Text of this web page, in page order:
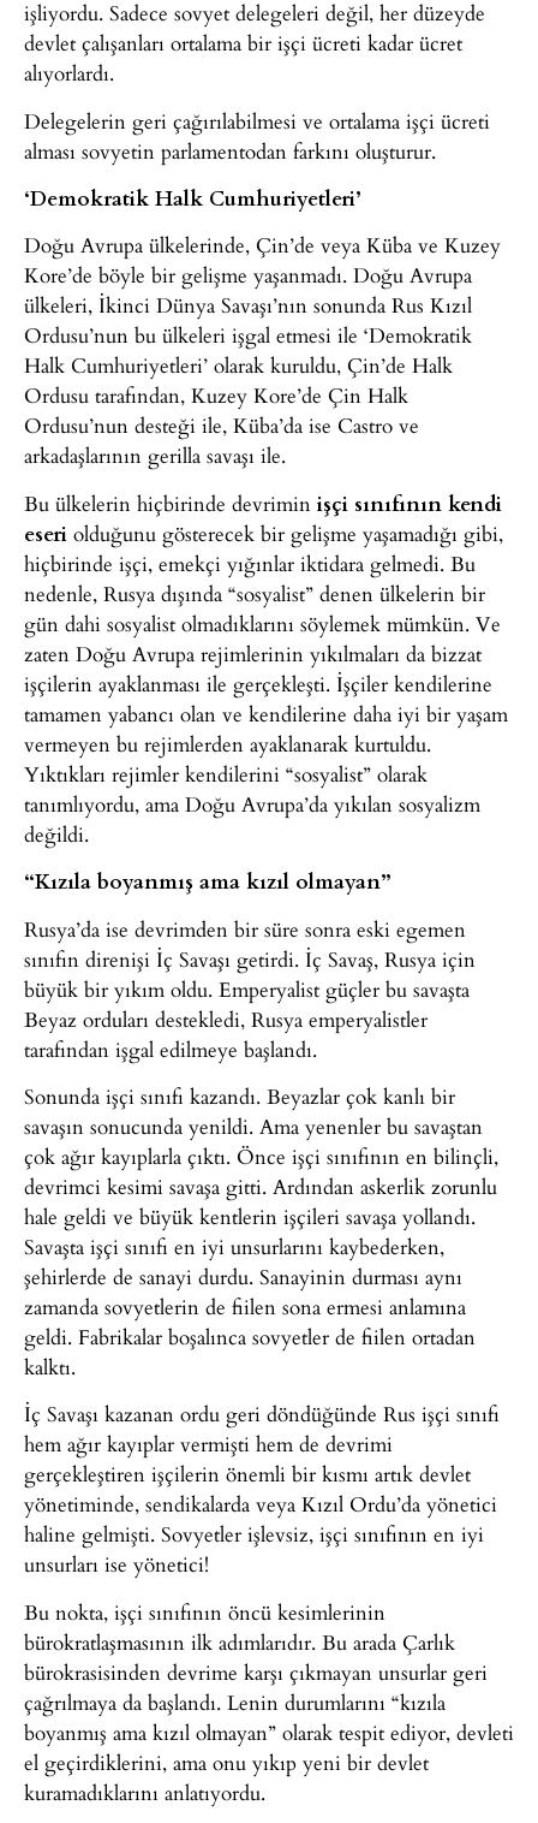
işliyordu. Sadece sovyet delegeleri değil, her düzeyde
devlet çalışanları ortalama bir işçi ücreti kadar ücret
alıyorlardı.
Delegelerin geri çağırılabilmesi ve ortalama işçi ücreti
alması sovyetin parlamentodan farkını oluşturur.
‘Demokratik Halk Cumhuriyetleri’
Doğu Avrupa ülkelerinde, Çin’de veya Küba ve Kuzey
Kore’de böyle bir gelişme yaşanmadı. Doğu Avrupa
ülkeleri, İkinci Dünya Savaşı’nın sonunda Rus Kızıl
Ordusu’nun bu ülkeleri işgal etmesi ile ‘Demokratik
Halk Cumhuriyetleri’ olarak kuruldu, Çin’de Halk
Ordusu tarafından, Kuzey Kore’de Çin Halk
Ordusu’nun desteği ile, Küba’da ise Castro ve
arkadaşlarının gerilla savaşı ile.
Bu ülkelerin hiçbirinde devrimin işçi sınıfının kendi
eseri olduğunu gösterecek bir gelişme yaşamadığı gibi,
hiçbirinde işçi, emekçi yığınlar iktidara gelmedi. Bu
nedenle, Rusya dışında “sosyalist” denen ülkelerin bir
gün dahi sosyalist olmadıklarını söylemek mümkün. Ve
zaten Doğu Avrupa rejimlerinin yıkılmaları da bizzat
işçilerin ayaklanması ile gerçekleşti. İşçiler kendilerine
tamamen yabancı olan ve kendilerine daha iyi bir yaşam
vermeyen bu rejimlerden ayaklanarak kurtuldu.
Yıktıkları rejimler kendilerini “sosyalist” olarak
tanımlıyordu, ama Doğu Avrupa’da yıkılan sosyalizm
değildi.
“Kızıla boyanmış ama kızıl olmayan”
Rusya’da ise devrimden bir süre sonra eski egemen
sınıfın direnişi İç Savaşı getirdi. İç Savaş, Rusya için
büyük bir yıkım oldu. Emperyalist güçler bu savaşta
Beyaz orduları destekledi, Rusya emperyalistler
tarafından işgal edilmeye başlandı.
Sonunda işçi sınıfı kazandı. Beyazlar çok kanlı bir
savaşın sonucunda yenildi. Ama yenenler bu savaştan
çok ağır kayıplarla çıktı. Önce işçi sınıfının en bilinçli,
devrimci kesimi savaşa gitti. Ardından askerlik zorunlu
hale geldi ve büyük kentlerin işçileri savaşa yollandı.
Savaşta işçi sınıfı en iyi unsurlarını kaybederken,
şehirlerde de sanayi durdu. Sanayinin durması aynı
zamanda sovyetlerin de fiilen sona ermesi anlamına
geldi. Fabrikalar boşalınca sovyetler de fiilen ortadan
kalktı.
İç Savaşı kazanan ordu geri döndüğünde Rus işçi sınıfı
hem ağır kayıplar vermişti hem de devrimi
gerçekleştiren işçilerin önemli bir kısmı artık devlet
yönetiminde, sendikalarda veya Kızıl Ordu’da yönetici
haline gelmişti. Sovyetler işlevsiz, işçi sınıfının en iyi
unsurları ise yönetici!
Bu nokta, işçi sınıfının öncü kesimlerinin
bürokratlaşmasının ilk adımlarıdır. Bu arada Çarlık
bürokrasisinden devrime karşı çıkmayan unsurlar geri
çağrılmaya da başlandı. Lenin durumlarını “kızıla
boyanmış ama kızıl olmayan” olarak tespit ediyor, devleti
el geçirdiklerini, ama onu yıkıp yeni bir devlet
kuramadıklarını anlatıyordu.